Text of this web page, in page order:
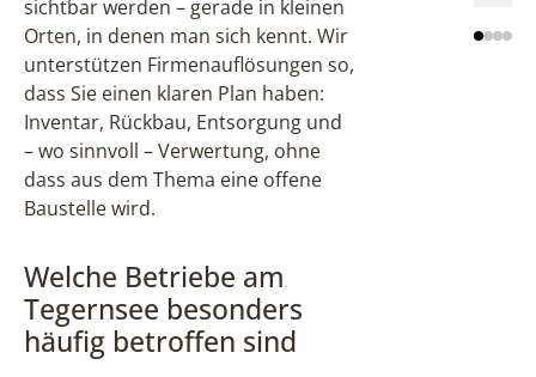
sichtbar werden – gerade in kleinen
Orten, in denen man sich kennt. Wir
unterstützen Firmenauflösungen so,
dass Sie einen klaren Plan haben:
Inventar, Rückbau, Entsorgung und
– wo sinnvoll – Verwertung, ohne
dass aus dem Thema eine offene
Baustelle wird.
Welche Betriebe am
Tegernsee besonders
häufig betroffen sind